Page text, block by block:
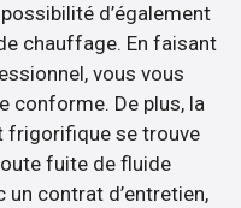
d’également
chauffage. En faisant
vous vous
conforme. De plus, la
frigorifique se trouve
fuite de fluide
contrat d’entretien,